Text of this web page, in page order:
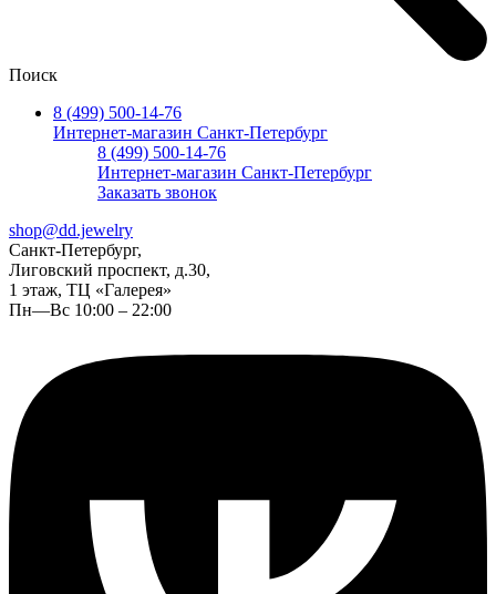
Поиск
8 (499) 500-14-76
Интернет-магазин Санкт-Петербург
8 (499) 500-14-76
Интернет-магазин Санкт-Петербург
Заказать звонок
shop@dd.jewelry
Санкт-Петербург,
Лиговский проспект, д.30,
1 этаж, ТЦ «Галерея»
Пн—Вс 10:00 – 22:00